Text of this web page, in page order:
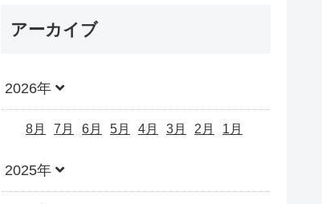
アーカイブ
2026年
8月 7月 6月 5月 4月 3月 2月 1月
2025年